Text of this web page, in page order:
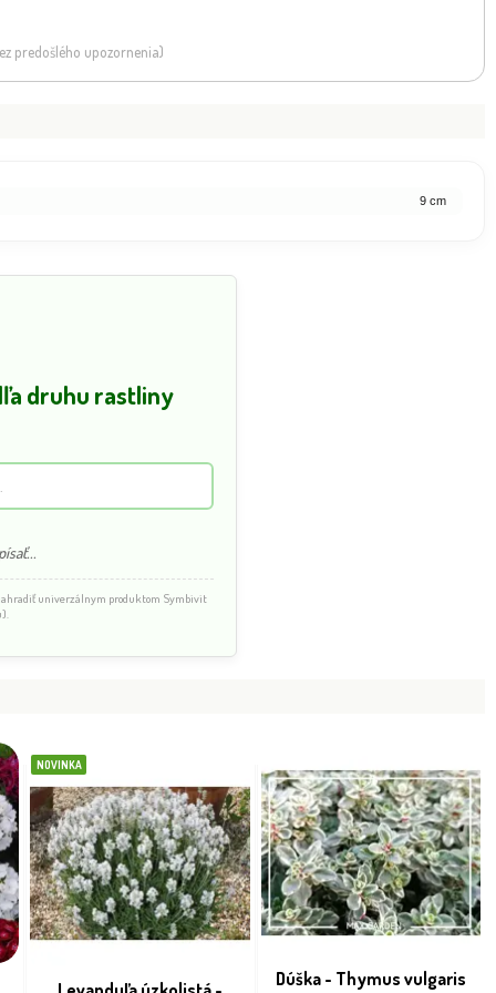
predošlého upozornenia)
9 cm
druhu rastliny
univerzálnym produktom Symbivit
NOVINKA
Dúška - Thymus vulgaris